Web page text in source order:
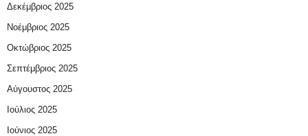
Δεκέμβριος 2025
Νοέμβριος 2025
Οκτώβριος 2025
Σεπτέμβριος 2025
Αύγουστος 2025
Ιούλιος 2025
Ιούνιος 2025